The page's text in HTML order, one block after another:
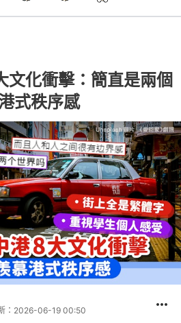
文化衝擊：簡直是兩個
式秩序感
： 2026-06-19 00:50